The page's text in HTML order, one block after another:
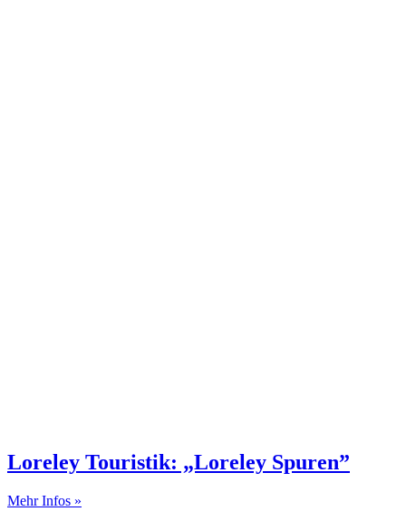
Loreley Touristik: „Loreley Spuren”
Mehr Infos »